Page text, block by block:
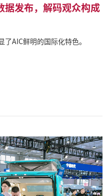
据发布，解码观众构成
了AIC鲜明的国际化特色。